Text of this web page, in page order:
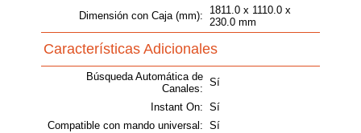
Dimensión con Caja (mm):
1811.0 x 1110.0 x
230.0 mm
Características Adicionales
Búsqueda Automática de
Canales:
Sí
Instant On: Sí
Compatible con mando universal: Sí